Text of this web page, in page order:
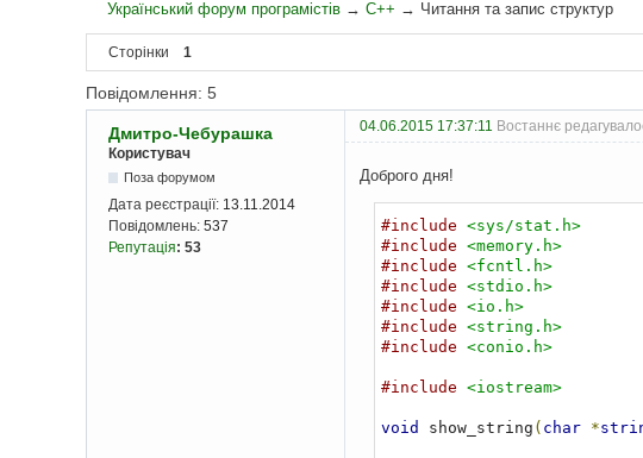
Український форум програмістів →C++ → Читання та запис структур
Сторінки 1
Повідомлення: 5
Дмитро-Чебурашка 04.06.2015 17:37:11 Востаннє
Користувач
Поза форумом
Дата реєстрації: 13.11.2014
Повідомлень: 537
Репутація: 53
Доброго дня!
#include <sys/stat.h>
#include <memory.h>
#include <fcntl.h>
#include <stdio.h>
#include <io.h>
#include <string.h>
#include <conio.h>
#include <iostream>
void show_string ( char *